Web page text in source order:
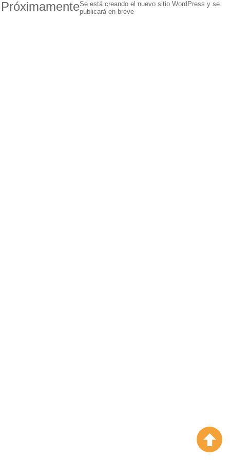
PróximamenteSe está creando el nuevo sitio WordPress y se
publicará en breve